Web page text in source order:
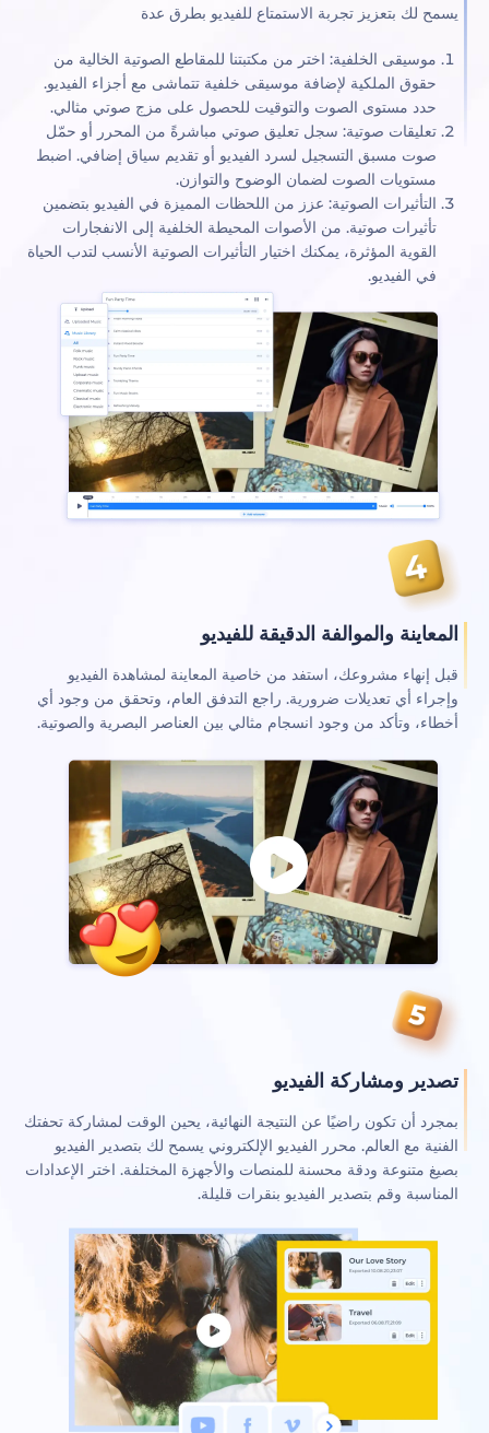
لك بتعزيز تجربة الاستمتاع للفيديو بطرق عدة
موسيقى الخلفية: اختر من مكتبتنا للمقاطع الصوتية الخالية من
حقوق الملكية لإضافة موسيقى خلفية تتماشى مع أجزاء الفيديو.
حدد مستوى الصوت والتوقيت للحصول على مزج صوتي مثالي.
تعليقات صوتية: سجل تعليق صوتي مباشرةً من المحرر أو حمّل
صوت مسبق التسجيل لسرد الفيديو أو تقديم سياق إضافي. اضبط
مستويات الصوت لضمان الوضوح والتوازن.
التأثيرات الصوتية: عزز من اللحظات المميزة في الفيديو بتضمين
تأثيرات صوتية. من الأصوات المحيطة الخلفية إلى الانفجارات
القوية المؤثرة، يمكنك اختيار التأثيرات الصوتية الأنسب لتدب الحياة
في الفيديو.
والموالفة الدقيقة للفيديو
إنهاء مشروعك، استفد من خاصية المعاينة لمشاهدة الفيديو
أي تعديلات ضرورية. راجع التدفق العام، وتحقق من وجود أي
وتأكد من وجود انسجام مثالي بين العناصر البصرية والصوتية.
ومشاركة الفيديو
أن تكون راضيًا عن النتيجة النهائية، يحين الوقت لمشاركة تحفتك
مع العالم. محرر الفيديو الإلكتروني يسمح لك بتصدير الفيديو
متنوعة ودقة محسنة للمنصات والأجهزة المختلفة. اختر الإعدادات
وقم بتصدير الفيديو بنقرات قليلة.